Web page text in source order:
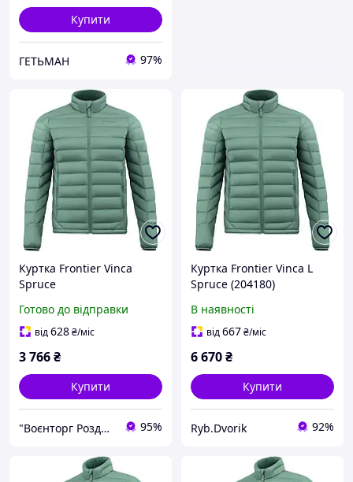
Купити
ГЕТЬМАН 97%
Куртка Frontier Vinca
Spruce
Готово до відправки
від628₴/міс
3 766₴
Купити
"Воєнторг Роздріб/Опт": На варті вашої безпеки! 95%
Куртка Frontier Vinca L
Spruce (204180)
В наявності
від667₴/міс
6 670₴
Купити
Ryb.Dvorik 92%